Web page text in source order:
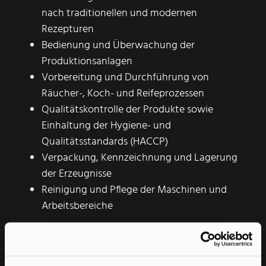
nach traditionellen und modernen
Rezepturen
Bedienung und Überwachung der
Produktionsanlagen
Vorbereitung und Durchführung von
Räucher-, Koch- und Reifeprozessen
Qualitätskontrolle der Produkte sowie
Einhaltung der Hygiene- und
Qualitätsstandards (HACCP)
Verpackung, Kennzeichnung und Lagerung
der Erzeugnisse
Reinigung und Pflege der Maschinen und
Arbeitsbereiche